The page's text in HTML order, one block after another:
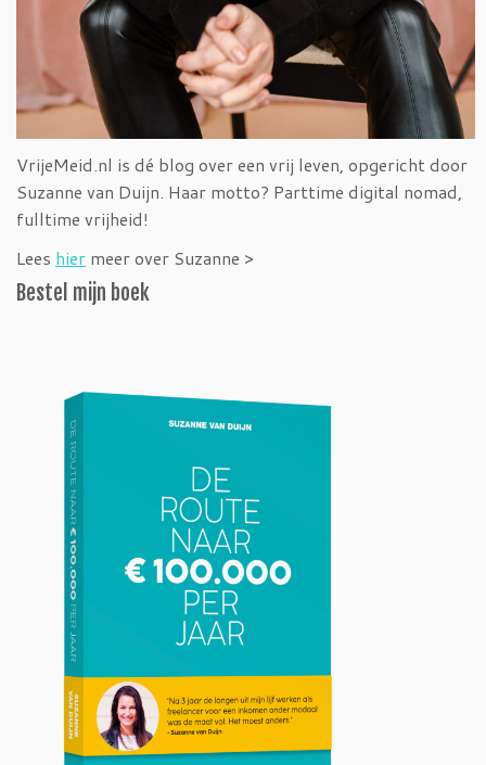
VrijeMeid.nl is dé blog over een vrij leven, opgericht door
Suzanne van Duijn. Haar motto? Parttime digital nomad,
fulltime vrijheid!
Lees hier meer over Suzanne >
Bestel mijn boek